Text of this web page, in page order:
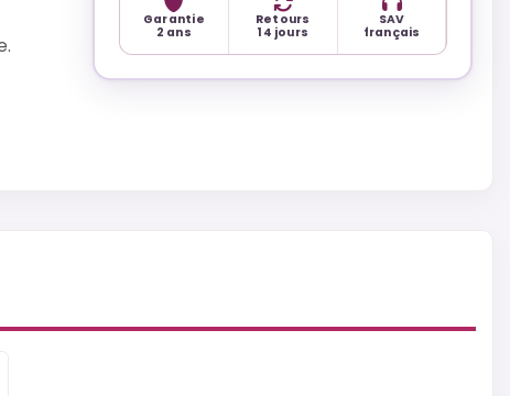
Garantie
2 ans
Retours
14 jours
SAV
français